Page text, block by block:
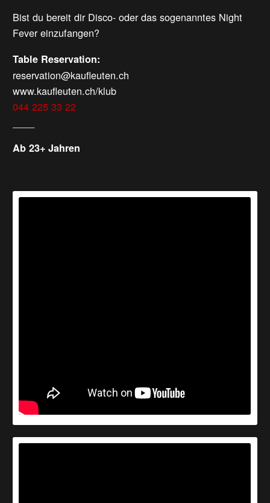
Bist du bereit dir Disco- oder das sogenanntes Night
Fever einzufangen?
Table Reservation:
reservation@kaufleuten.ch
www.kaufleuten.ch/klub
044 225 33 22
Ab 23+ Jahren